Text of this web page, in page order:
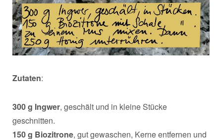
Zutaten:
300 g Ingwer, geschält und in kleine Stücke
geschnitten.
150 g Biozitrone, gut gewaschen, Kerne entfernen und